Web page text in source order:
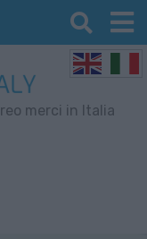
merci in Italia